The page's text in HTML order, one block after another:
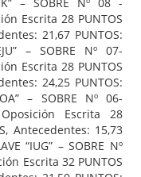
Escrita 28 PUNTOS
21,67 PUNTOS:
– SOBRE Nº 07-
Escrita 28 PUNTOS
24,25 PUNTOS:
– SOBRE Nº 06-
Escrita 28
Antecedentes: 15,73
“IUG” – SOBRE Nº
Escrita 32 PUNTOS